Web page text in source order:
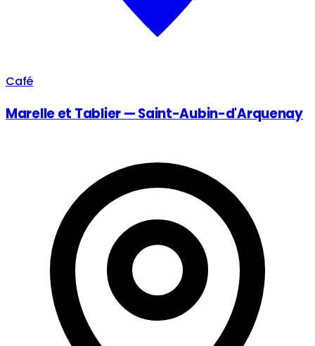
Café
Marelle et Tablier — Saint-Aubin-d'Arquenay